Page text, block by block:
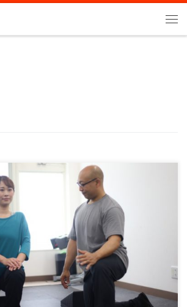
とは？ 大手パーソナルトレーニングジム
時間コンビ […]